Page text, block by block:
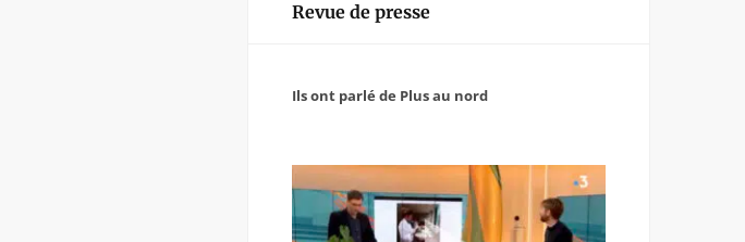
Revue de presse
Ils ont parlé de Plus au nord